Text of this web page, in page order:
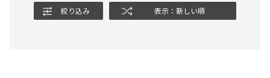
絞り込み 表示：新しい順